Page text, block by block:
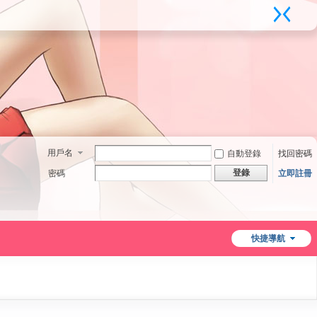
用戶名 自動登錄
找回密碼
密碼
登錄 立即註冊
快捷導航